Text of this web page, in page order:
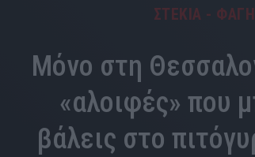
ΣΤΕΚΙΑ -
Μόνο στη
«αλοιφές» που
βάλεις στο